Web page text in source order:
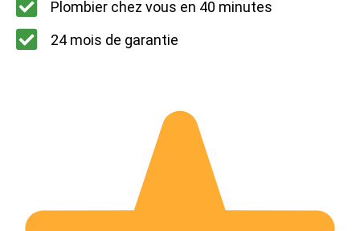
Plombier chez vous en 40 minutes
24 mois de garantie